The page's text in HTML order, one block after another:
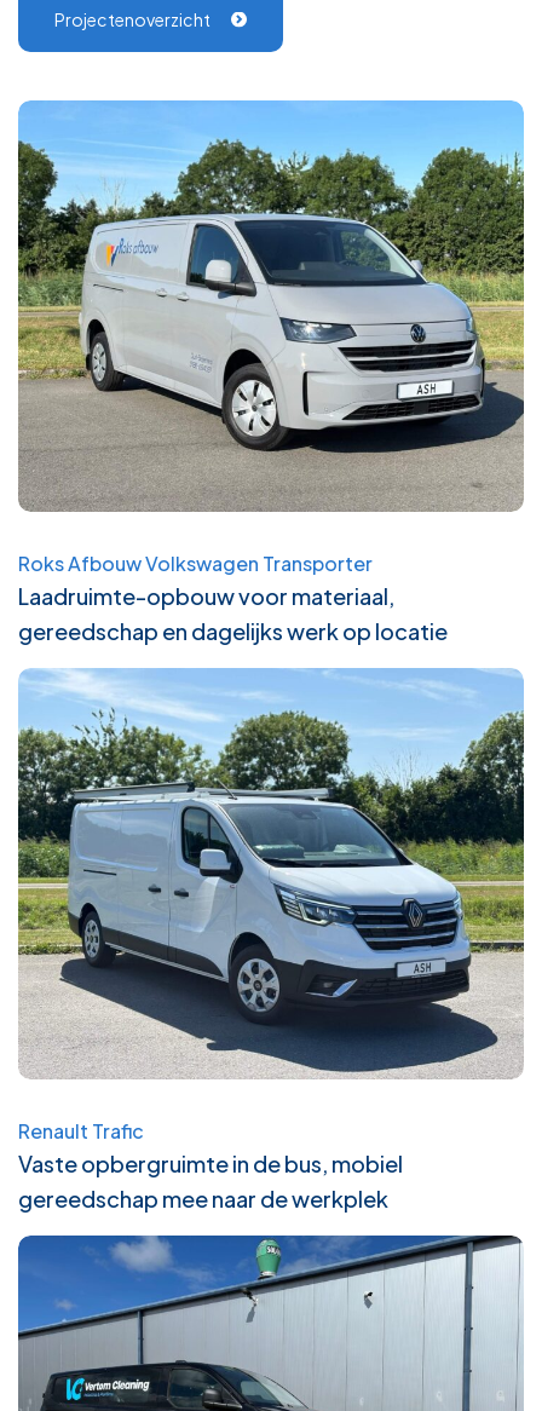
Projectenoverzicht
Roks Afbouw Volkswagen Transporter
Laadruimte-opbouw voor materiaal,
gereedschap en dagelijks werk op locatie
Renault Trafic
Vaste opbergruimte in de bus, mobiel
gereedschap mee naar de werkplek